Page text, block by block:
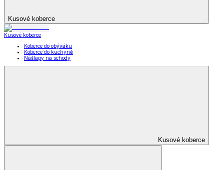
Kusové koberce
Kusové koberce
Koberce do obýváku
Koberce do kuchyně
Nášlapy na schody
Kusové koberce